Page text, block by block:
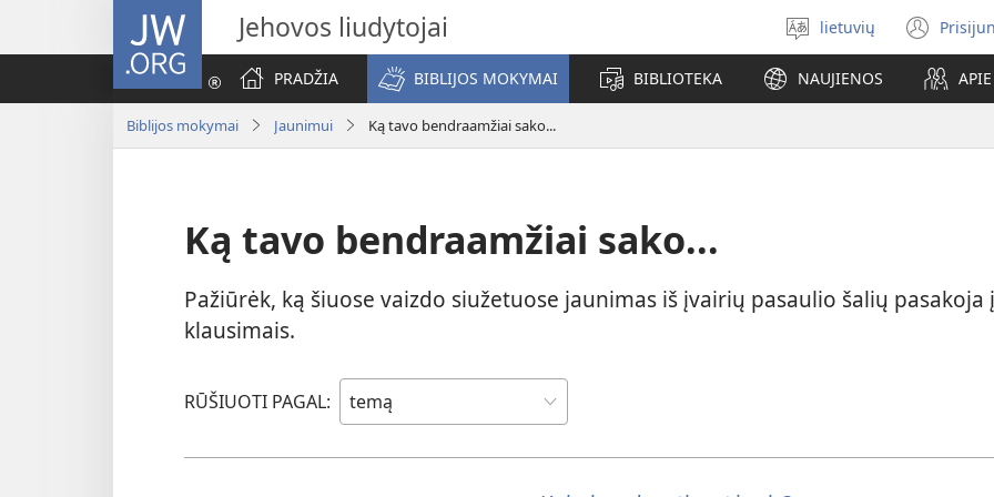
JW.ORG Jehovos liudytojai
Pasirinkite
kalbą
lietuvių
PRADŽIA
BIBLIJOS MOKYMAI BIBLIOTEKA NAUJIENOS
Biblijos mokymai Jaunimui Ką tavo bendraamžiai sako...
Ką tavo bendraamžiai sako...
Pažiūrėk, ką šiuose vaizdo siužetuose jaunimas iš įvairių pasaulio šalių
klausimais.
RŪŠIUOTI PAGAL: